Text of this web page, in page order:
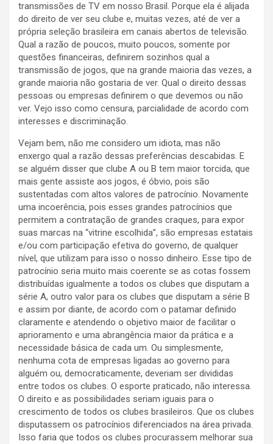
transmissões de TV em nosso Brasil. Porque ela é alijada
do direito de ver seu clube e, muitas vezes, até de ver a
própria seleção brasileira em canais abertos de televisão.
Qual a razão de poucos, muito poucos, somente por
questões financeiras, definirem sozinhos qual a
transmissão de jogos, que na grande maioria das vezes, a
grande maioria não gostaria de ver. Qual o direito dessas
pessoas ou empresas definirem o que devemos ou não
ver. Vejo isso como censura, parcialidade de acordo com
interesses e discriminação.
Vejam bem, não me considero um idiota, mas não
enxergo qual a razão dessas preferências descabidas. E
se alguém disser que clube A ou B tem maior torcida, que
mais gente assiste aos jogos, é óbvio, pois são
sustentadas com altos valores de patrocínio. Novamente
uma incoerência, pois esses grandes patrocínios que
permitem a contratação de grandes craques, para expor
suas marcas na “vitrine escolhida”, são empresas estatais
e/ou com participação efetiva do governo, de qualquer
nível, que utilizam para isso o nosso dinheiro. Esse tipo de
patrocínio seria muito mais coerente se as cotas fossem
distribuídas igualmente a todos os clubes que disputam a
série A, outro valor para os clubes que disputam a série B
e assim por diante, de acordo com o patamar definido
claramente e atendendo o objetivo maior de facilitar o
aprioramento e uma abrangência maior da prática e a
necessidade básica de cada um. Ou simplesmente,
nenhuma cota de empresas ligadas ao governo para
alguém ou, democraticamente, deveriam ser divididas
entre todos os clubes. O esporte praticado, não interessa.
O direito e as possibilidades seriam iguais para o
crescimento de todos os clubes brasileiros. Que os clubes
disputassem os patrocínios diferenciados na área privada.
Isso faria que todos os clubes procurassem melhorar sua